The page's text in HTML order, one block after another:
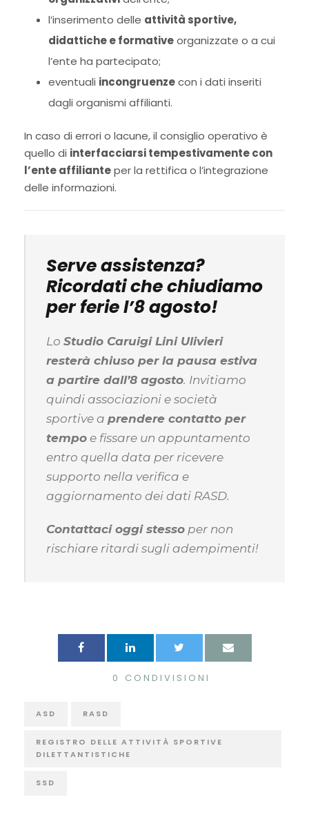
l’inserimento delle attività sportive,
didattiche e formativeorganizzate o a cui
l’ente ha partecipato;
eventuali incongruenzecon i dati inseriti
dagli organismi affilianti.
In caso di errori o lacune, il consiglio operativo è
quello di interfacciarsi tempestivamente con
l’ente affilianteper la rettifica o l’integrazione
delle informazioni.
Serve assistenza?
Ricordati che chiudiamo
per ferie l’8 agosto!
Lo Studio Caruigi Lini Ulivieri
resterà chiuso per la pausa estiva
a partire dall’8 agosto. Invitiamo
quindi associazioni e società
sportive a prendere contatto per
tempo e fissare un appuntamento
entro quella data per ricevere
supporto nella verifica e
aggiornamento dei dati RASD.
Contattaci oggi stesso per non
rischiare ritardi sugli adempimenti!
0 CONDIVISIONI
ASD RASD
REGISTRO DELLE ATTIVITÀ SPORTIVE
DILETTANTISTICHE
SSD